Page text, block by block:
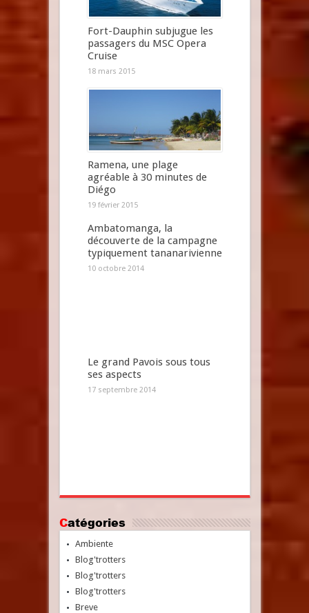
Fort-Dauphin subjugue les
passagers du MSC Opera
Cruise
18 mars 2015
Ramena, une plage
agréable à 30 minutes de
Diégo
19 février 2015
Ambatomanga, la
découverte de la campagne
typiquement tananarivienne
10 octobre 2014
Le grand Pavois sous tous
ses aspects
17 septembre 2014
Catégories
Ambiente
Blog'trotters
Blog'trotters
Blog'trotters
Breve